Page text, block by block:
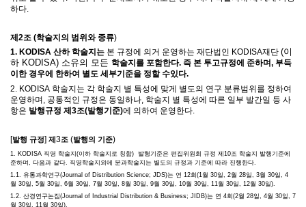
하다.
제 2조 (학술지의 범위와 종류)
1. KODISA 산하 학술지는 본 규정에 의거 운영하는 재단법인 KODISA재단 (이
하 KODISA) 소유의 모든 학술지를 포함한다. 즉 본 투고규정에 준하며, 부득
이한 경우에 한하여 별도 세부기준을 정할 수있다.
2. KODISA 학술지는 각 학술지 별 특성에 맞게 별도의 연구 분류범위를 정하여
운영하며 공통적인 규정은 동일하나 학술지 별 특성에 따른 일부 발간일 등 사
항은 발행규정 제3조(발행기준)에 의하여 운영한다
[발행 규정] 제 3조 (발행의 기준)
1. KODISA 직영 학술지(이하 학술지로 칭함) 발행기준은 편집위원회 규정 제10조 학술지 발행기준에
준하며
다음과 같다 . 직영학술지외에 분과학술지는 별도의 규정과 기준에 따라 진행한다.
1.1. 유통과학연구(Journal of Distribution Science; JDS)는 연 12회(1 월 30일 , 2월 28일 , 3월 30일 , 4
월 30일 , 5월 30일 , 6월 30일 , 7월 30일 , 8월 30일 , 9월 30일 , 10월 30일 , 11 월 30일 , 12월 30일).
1.2. 산경연구논집(Journal of Industrial Distribution & Business; JIDB)는 연 4회(2월 28일, 4월 30일, 7
월 30일, 11월 30일).